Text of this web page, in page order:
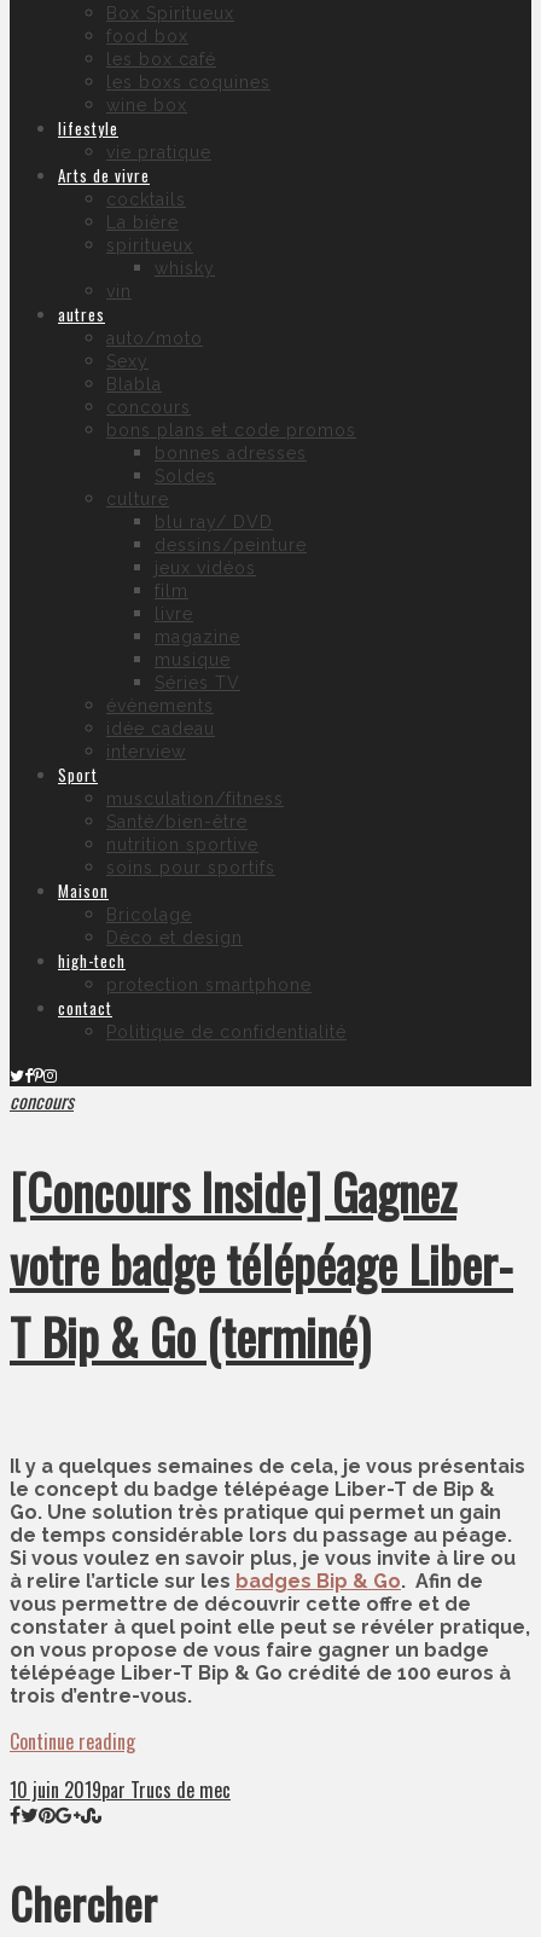
Box Spiritueux
food box
les box café
les boxs coquines
wine box
lifestyle
vie pratique
Arts de vivre
cocktails
La bière
spiritueux
whisky
vin
autres
auto/moto
Sexy
Blabla
concours
bons plans et code promos
bonnes adresses
Soldes
culture
blu ray/ DVD
dessins/peinture
jeux vidéos
film
livre
magazine
musique
Séries TV
évènements
idée cadeau
interview
Sport
musculation/fitness
Santé/bien-être
nutrition sportive
soins pour sportifs
Maison
Bricolage
Déco et design
high-tech
protection smartphone
contact
Politique de confidentialité
concours
[Concours Inside] Gagnez
votre badge télépéage Liber-
T Bip & Go (terminé)
Il y a quelques semaines de cela, je vous présentais
le concept du badge télépéage Liber-T de Bip &
Go. Une solution très pratique qui permet un gain
de temps considérable lors du passage au péage.
Si vous voulez en savoir plus, je vous invite à lire ou
à relire l’article sur les badges Bip & Go. Afin de
vous permettre de découvrir cette offre et de
constater à quel point elle peut se révéler pratique,
on vous propose de vous faire gagner un badge
télépéage Liber-T Bip & Go crédité de 100 euros à
trois d’entre-vous.
Continue reading
10 juin 2019par Trucs de mec
Chercher